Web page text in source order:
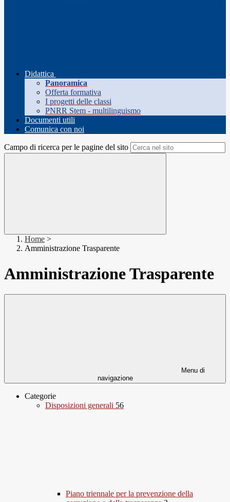
Didattica
Panoramica
Offerta formativa
I progetti delle classi
PNRR Stem - multilinguismo
Documenti utili
Comunica con noi
Campo di ricerca per le pagine del sito
Home >
Amministrazione Trasparente
Amministrazione Trasparente
Menu di
navigazione
Categorie
Disposizioni generali 56
Piano triennale per la prevenzione della